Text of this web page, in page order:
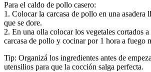
Para el caldo de pollo casero:
1. Colocar la carcasa de pollo en una asadera
que se dore.
2. En una olla colocar los vegetales cortados
carcasa de pollo y cocinar por 1 hora a fuego
Tip: Organizá los ingredientes antes de
utensilios para que la cocción salga perfecta.